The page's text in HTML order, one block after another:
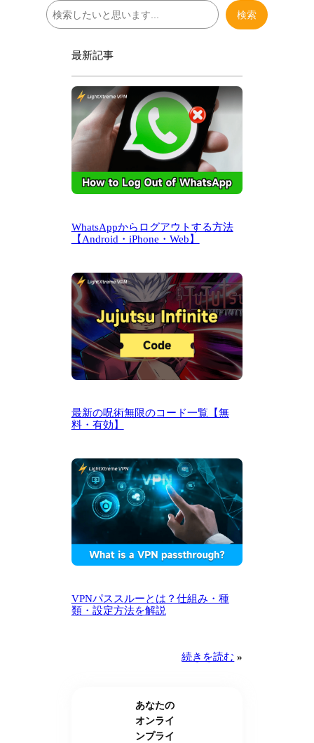
検
索
検索
最新記事
WhatsAppからログアウトする方法
【Android・iPhone・Web】
最新の呪術無限のコード一覧【無
料・有効】
VPNパススルーとは？仕組み・種
類・設定方法を解説
続きを読む »
あなたの
オンライ
ンプライ